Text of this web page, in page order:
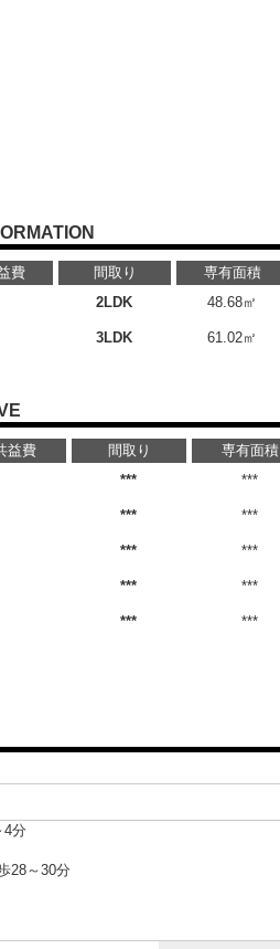
費 間取り 専有面積
2LDK 48.68㎡
3LDK 61.02㎡
益費 間取り 専有面積
*** ***
*** ***
*** ***
*** ***
*** ***
4分
28～30分